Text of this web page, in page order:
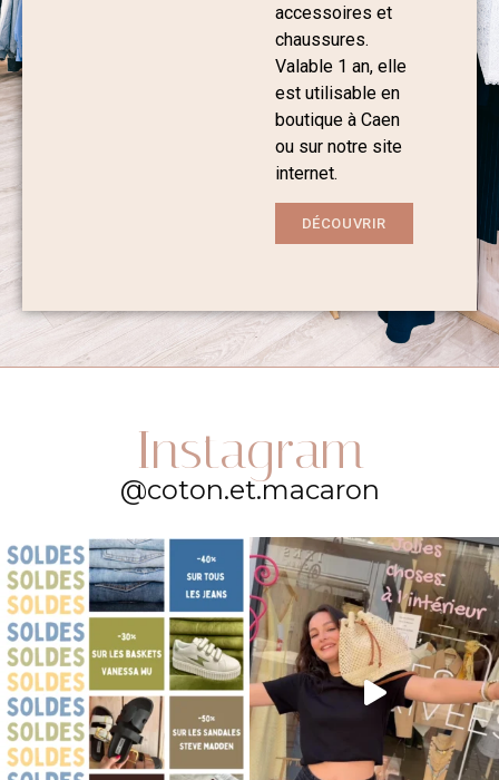
accessoires et
chaussures.
Valable 1 an, elle
est utilisable en
boutique à Caen
ou sur notre site
internet.
DÉCOUVRIR
Instagram
@coton.et.macaron